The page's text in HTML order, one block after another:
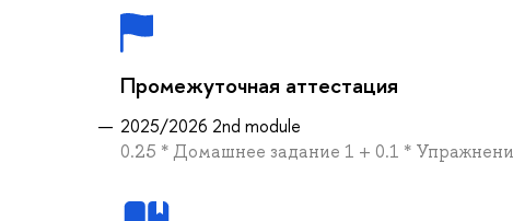
Промежуточная аттестация
2025/2026 2nd module
0.25 * Домашнее задание 1 + 0.1 *